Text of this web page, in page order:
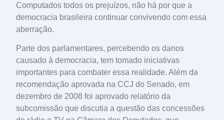
Computados todos os prejuízos, não há por que a
democracia brasileira continuar convivendo com essa
aberração.
Parte dos parlamentares, percebendo os danos
causado à democracia, tem tomado iniciativas
importantes para combater essa realidade. Além da
recomendação aprovada na CCJ do Senado, em
dezembro de 2008 foi aprovado relatório da
subcomissão que discutia a questão das concessões